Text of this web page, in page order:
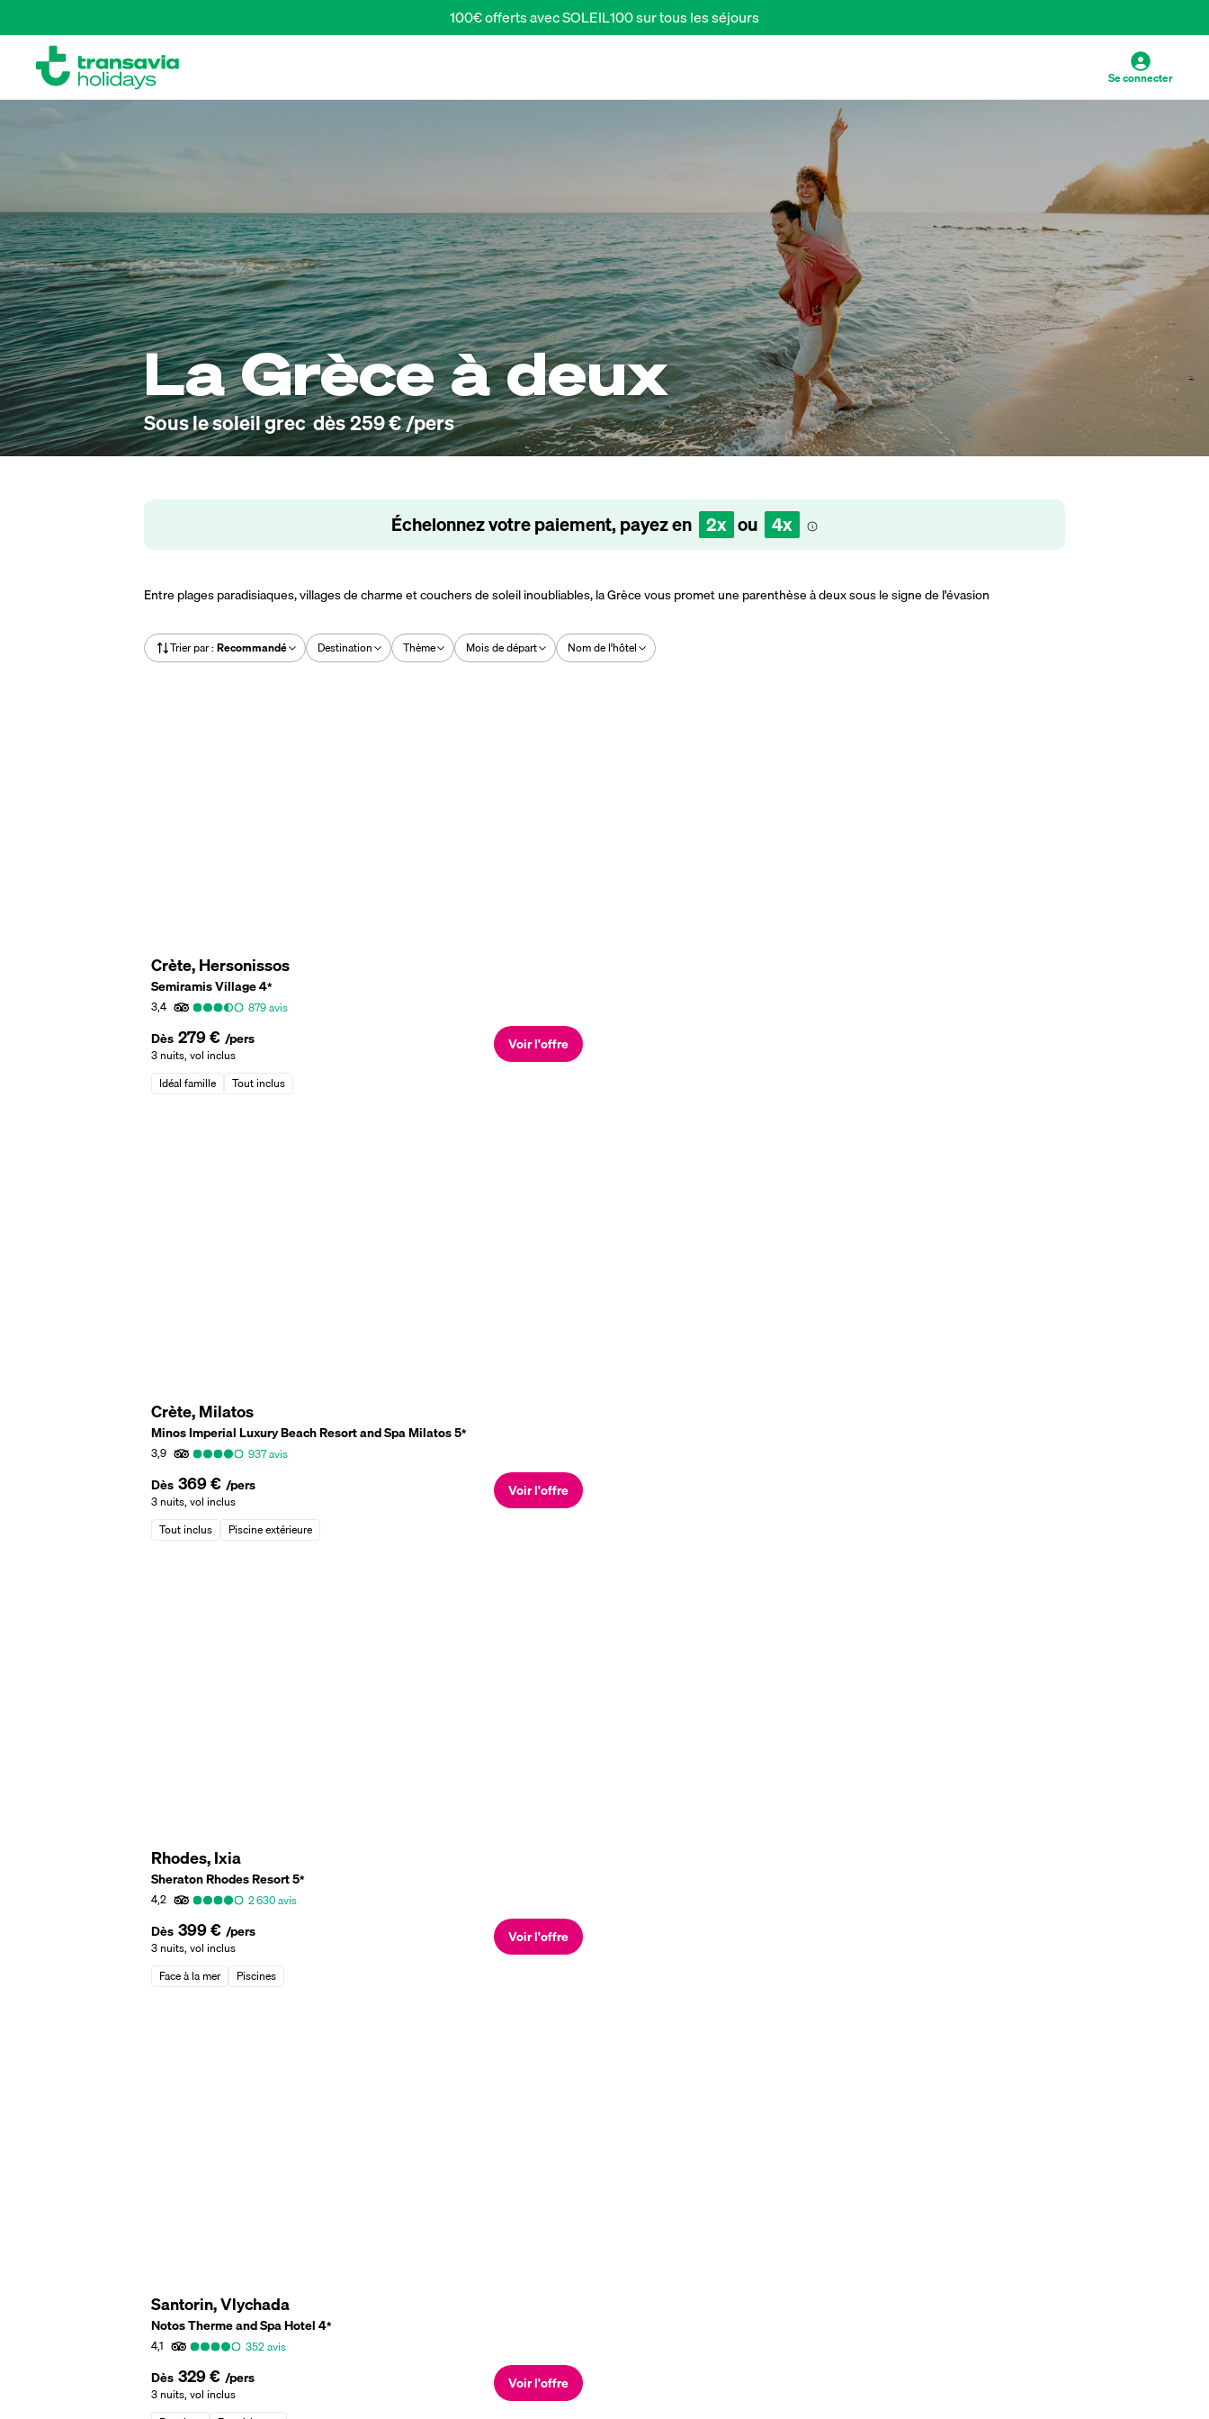
100€ offerts avec SOLEIL100 sur tous les séjours
Se connecter
La Grèce à deux
Sous le soleil grec dès259 €/pers
Échelonnez votre paiement, payez en 2x ou 4x
Entre plages paradisiaques, villages de charme et couchers de soleil inoubliables, la Grèce vous promet une parenthèse à deux sous le signe de l'évasion
Trier par: Recommandé Destination Thème Mois de départ Nom de l'hôtel
Crète, Hersonissos
Semiramis Village4*
3,4
879avis
Dès 279 € /pers
3 nuits, vol inclus
Voir l'offre
Idéal famille Tout inclus
Crète, Milatos
Minos Imperial Luxury Beach Resort and Spa Milatos5*
3,9
937avis
Dès 369 € /pers
3 nuits, vol inclus
Voir l'offre
Tout inclus Piscine extérieure
Rhodes, Ixia
Sheraton Rhodes Resort5*
4,2
2 630avis
Dès 399 € /pers
3 nuits, vol inclus
Voir l'offre
Face à la mer Piscines
Santorin, Vlychada
Notos Therme and Spa Hotel4*
4,1
352avis
Dès 329 € /pers
3 nuits, vol inclus
Voir l'offre